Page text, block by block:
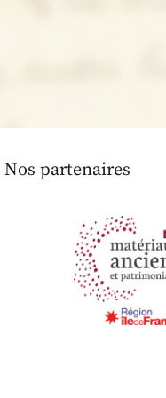
Nos partenaires